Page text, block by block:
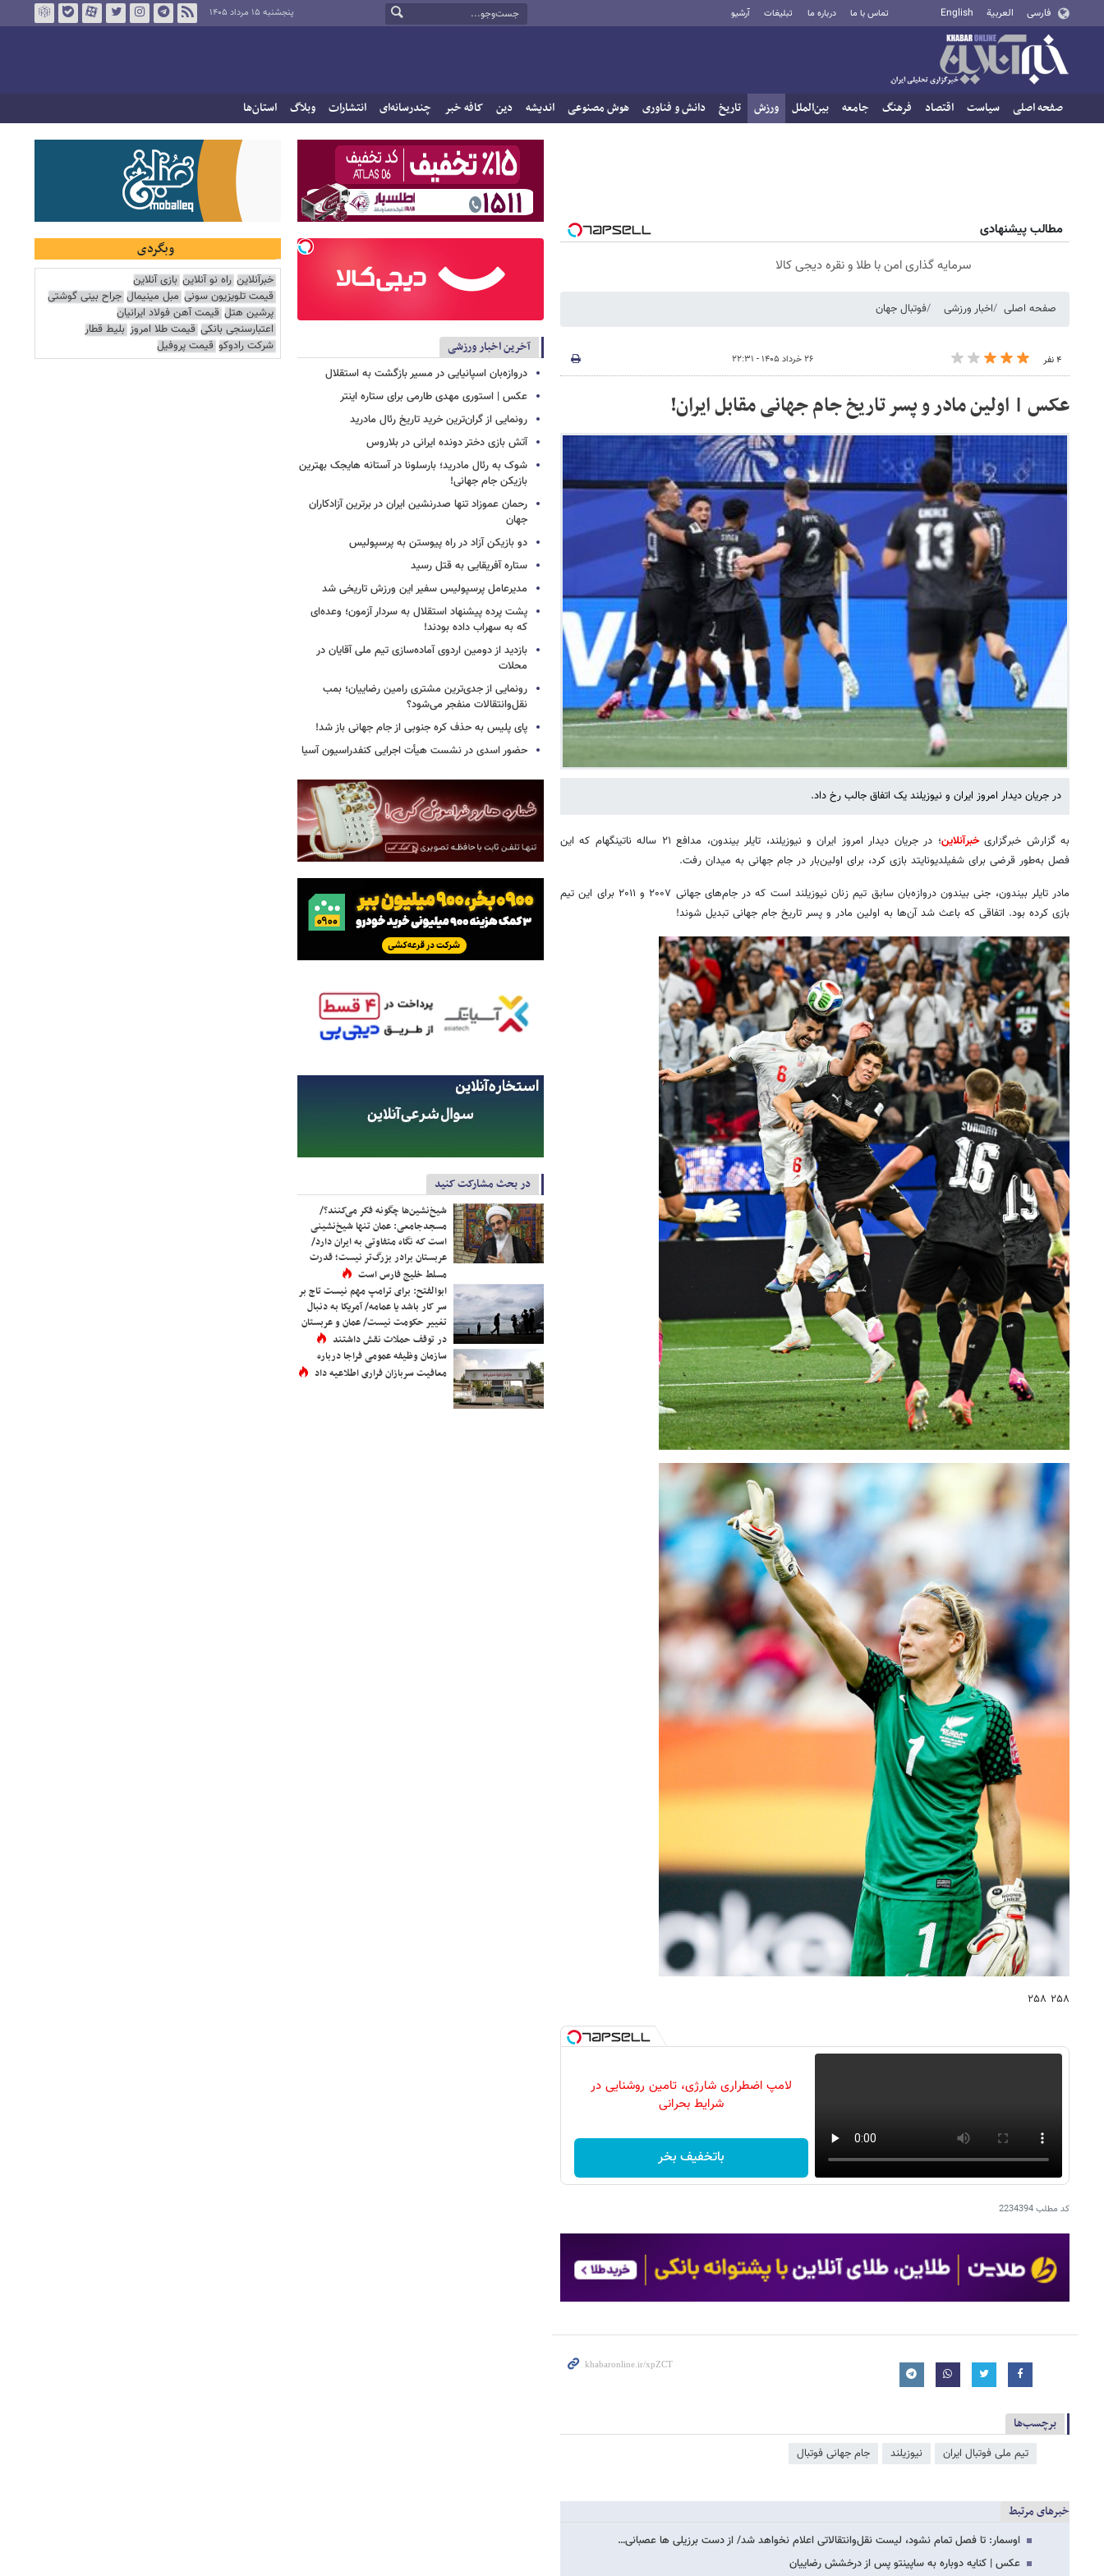
فارسی العربية English تماس با ما درباره ما تبلیغات آرشیو پنجشنبه ۱۵ مرداد ۱۴۰۵
صفحه اصلی سیاست اقتصاد فرهنگ جامعه بین‌الملل ورزش تاریخ دانش و فناوری هوش مصنوعی اندیشه دین کافه خبر چندرسانه‌ای انتشارات وبلاگ استان‌ها
مطالب پیشنهادی
سرمایه گذاری امن با طلا و نقره دیجی کالا
صفحه اصلی اخبار ورزشی فوتبال جهان
۴ نفر ۲۶ خرداد ۱۴۰۵ - ۲۲:۳۱
عکس | اولین مادر و پسر تاریخ جام جهانی مقابل ایران!
در جریان دیدار امروز ایران و نیوزیلند یک اتفاق جالب رخ داد.
به گزارش خبرگزاریخبرآنلاین
؛ در جریان دیدار امروز ایران و نیوزیلند، تایلر بیندون، مدافع ۲۱ ساله ناتینگهام که این
فصل به‌طور قرضی برای شفیلدیونایتد بازی کرد، برای اولین‌بار در جام جهانی به میدان رفت.
مادر تایلر بیندون، جنی بیندون دروازه‌بان سابق تیم زنان نیوزیلند است که در جام‌های جهانی ۲۰۰۷ و ۲۰۱۱ برای این تیم
بازی کرده بود. اتفاقی که باعث شد آن‌ها به اولین مادر و پسر تاریخ جام جهانی تبدیل شوند!
۲۵۸ ۲۵۸
لامپ اضطراری شارژی، تامین روشنایی در
شرایط بحرانی
باتخفیف بخر
کد مطلب2234394
برچسب‌ها
تیم ملی فوتبال ایران نیوزیلند جام جهانی فوتبال
خبرهای مرتبط
اوسمار: تا فصل تمام نشود، لیست نقل‌وانتقالاتی اعلام نخواهد شد/ از دست برزیلی ها عصبانی…
عکس | کنایه دوباره به ساپینتو پس از درخشش رضاییان
آخرین اخبار ورزشی
دروازه‌بان اسپانیایی در مسیر بازگشت به استقلال
عکس | استوری مهدی طارمی برای ستاره اینتر
رونمایی از گران‌ترین خرید تاریخ رئال مادرید
آتش بازی دختر دونده ایرانی در بلاروس
شوک به رئال مادرید؛ بارسلونا در آستانه هایجک بهترین
بازیکن جام جهانی!
رحمان عموزاد تنها صدرنشین ایران در برترین آزادکاران
جهان
دو بازیکن آزاد در راه پیوستن به پرسپولیس
ستاره آفریقایی به قتل رسید
مدیرعامل پرسپولیس سفیر این ورزش تاریخی شد
پشت پرده پیشنهاد استقلال به سردار آزمون؛ وعده‌ای
که به سهراب داده بودند!
بازدید از دومین اردوی آماده‌سازی تیم ملی آقایان در
محلات
رونمایی از جدی‌ترین مشتری رامین رضاییان؛ بمب
نقل‌وانتقالات منفجر می‌شود؟
پای پلیس به حذف کره جنوبی از جام جهانی باز شد!
حضور اسدی در نشست هیأت اجرایی کنفدراسیون آسیا
در بحث مشارکت کنید
شیخ‌نشین‌ها چگونه فکر می‌کنند؟/
مسجدجامعی: عمان تنها شیخ‌نشینی
است که نگاه متفاوتی به ایران دارد/
عربستان برادر بزرگ‌تر نیست؛ قدرت
مسلط خلیج فارس است
ابوالفتح: برای ترامپ مهم نیست تاج بر
سر کار باشد یا عمامه/ آمریکا به دنبال
تغییر حکومت نیست/ عمان و عربستان
در توقف حملات نقش داشتند
سازمان وظیفه عمومی فراجا درباره
معافیت سربازان فراری اطلاعیه داد
وبگردی
خبرآنلاین راه نو آنلاین بازی آنلاین
قیمت تلویزیون سونی مبل مینیمال جراح بینی گوشتی
پرشین هتل قیمت آهن فولاد ایرانیان
اعتبارسنجی بانکی قیمت طلا امروز بلیط قطار
شرکت رادوکو قیمت پروفیل